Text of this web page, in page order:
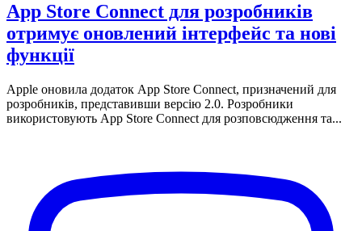
App Store Connect для розробників
отримує оновлений інтерфейс та нові
функції
Apple оновила додаток App Store Connect, призначений для
розробників, представивши версію 2.0. Розробники
використовують App Store Connect для розповсюдження та...